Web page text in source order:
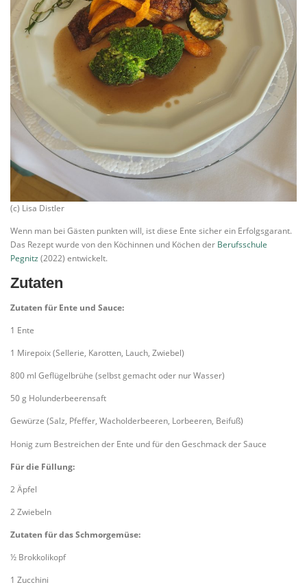
(c) Lisa Distler
Wenn man bei Gästen punkten will, ist diese Ente sicher ein Erfolgsgarant.
Das Rezept wurde von den Köchinnen und Köchen der Berufsschule
Pegnitz (2022) entwickelt.
Zutaten
Zutaten für Ente und Sauce:
1 Ente
1 Mirepoix (Sellerie, Karotten, Lauch, Zwiebel)
800 ml Geflügelbrühe (selbst gemacht oder nur Wasser)
50 g Holunderbeerensaft
Gewürze (Salz, Pfeffer, Wacholderbeeren, Lorbeeren, Beifuß)
Honig zum Bestreichen der Ente und für den Geschmack der Sauce
Für die Füllung:
2 Äpfel
2 Zwiebeln
Zutaten für das Schmorgemüse:
½ Brokkolikopf
1 Zucchini